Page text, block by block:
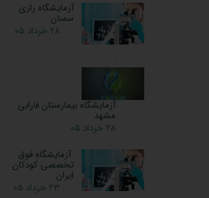
آزمایشگاه رازی
سمنان
۲۸ خرداد ۰۵
آزمایشگاه بیمارستان فارابی
مشهد
۲۸ خرداد ۰۵
آزمایشگاه فوق
تخصصی کودکان
ایران
۲۳ خرداد ۰۵